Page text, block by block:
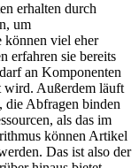
erhalten durch
um
können viel eher
erfahren sie bereits
an Komponenten
wird. Außerdem läuft
die Abfragen binden
als das im
können Artikel
Das ist also der